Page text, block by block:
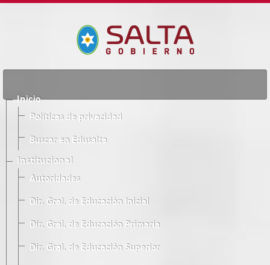
Inicio
Políticas de privacidad
Buscar en Edusalta
Institucional
Autoridades
Dir. Gral. de Educación Inicial
Dir. Gral. de Educación Primaria
Dir. Gral. de Educación Superior